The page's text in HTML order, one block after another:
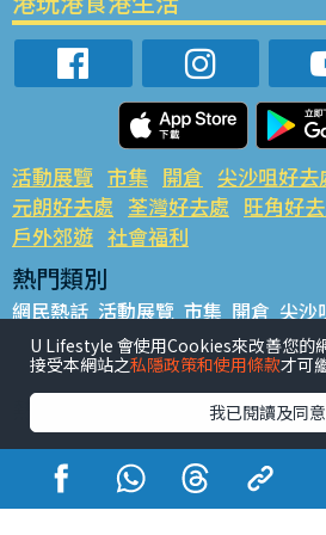
活動展覽 市集 開倉 尖沙咀好去
元朗好去處 荃灣好去處 旺角好
戶外郊遊 社會福利
熱門類別
網民熱話 活動展覽 市集 開倉 尖沙
銅鑼灣好去處 元朗好去處 荃灣好去
餐廳情報 戶外郊遊
熱門標籤
#UGO搵好去處 #人氣活動推介 #美
#親子玩樂好去處
#ULifestyle應用程
#UJetso禮物放送
#ULifestyle商戶
U Lifestyle 會使用Cookies來改善您的
接受本網站之私隱政策和使用條款才可
我已閱讀及同意